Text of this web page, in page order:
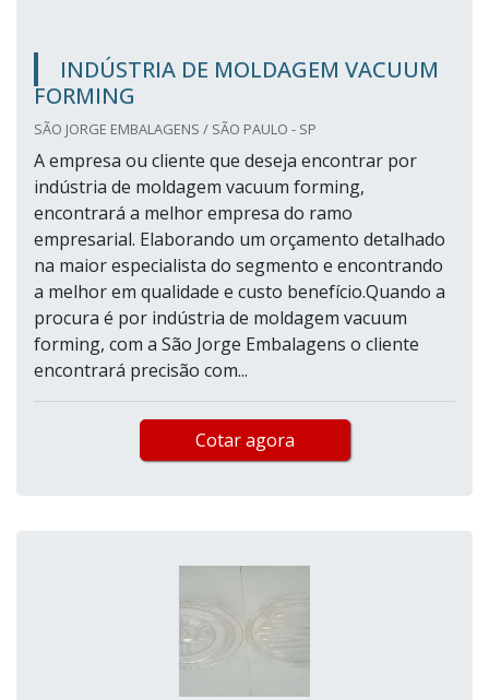
INDÚSTRIA DE MOLDAGEM VACUUM
FORMING
SÃO JORGE EMBALAGENS / SÃO PAULO - SP
A empresa ou cliente que deseja encontrar por
indústria de moldagem vacuum forming,
encontrará a melhor empresa do ramo
empresarial. Elaborando um orçamento detalhado
na maior especialista do segmento e encontrando
a melhor em qualidade e custo benefício.Quando a
procura é por indústria de moldagem vacuum
forming, com a São Jorge Embalagens o cliente
encontrará precisão com...
Cotar agora